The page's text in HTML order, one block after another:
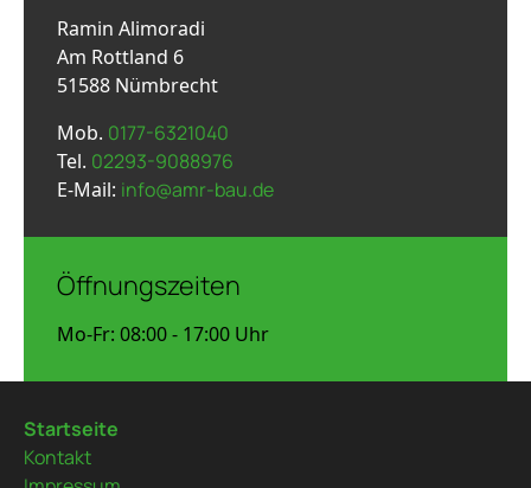
Ramin Alimoradi
Am Rottland 6
51588 Nümbrecht
Mob. 0177-6321040
Tel. 02293-9088976
E-Mail: info@amr-bau.de
Öffnungszeiten
Mo-Fr: 08:00 - 17:00 Uhr
Startseite
Kontakt